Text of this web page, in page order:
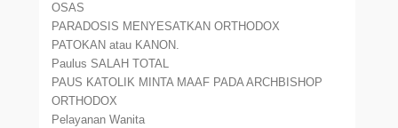
OSAS
PARADOSIS MENYESATKAN ORTHODOX
PATOKAN atau KANON.
Paulus SALAH TOTAL
PAUS KATOLIK MINTA MAAF PADA ARCHBISHOP
ORTHODOX
Pelayanan Wanita